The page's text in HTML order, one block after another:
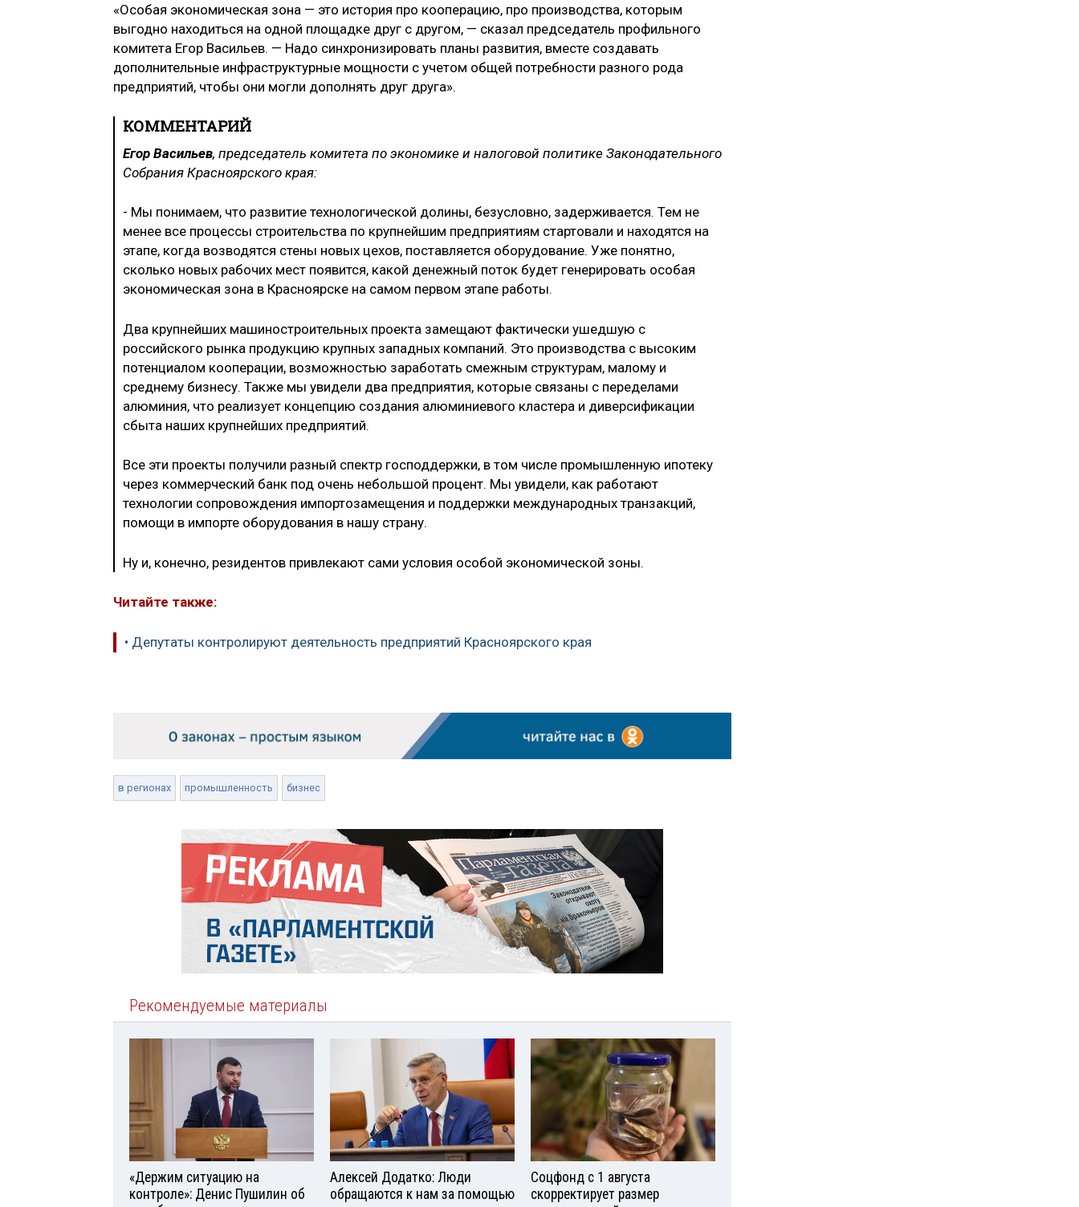
«Особая экономическая зона — это история про кооперацию, про производства, которым
выгодно находиться на одной площадке друг с другом, — сказал председатель профильного
комитета Егор Васильев. — Надо синхронизировать планы развития, вместе создавать
дополнительные инфраструктурные мощности с учетом общей потребности разного рода
предприятий, чтобы они могли дополнять друг друга».
КОММЕНТАРИЙ
Егор Васильев, председатель комитета по экономике и налоговой политике Законодательного
Собрания Красноярского края:
- Мы понимаем, что развитие технологической долины, безусловно, задерживается. Тем не
менее все процессы строительства по крупнейшим предприятиям стартовали и находятся на
этапе, когда возводятся стены новых цехов, поставляется оборудование. Уже понятно,
сколько новых рабочих мест появится, какой денежный поток будет генерировать особая
экономическая зона в Красноярске на самом первом этапе работы.
Два крупнейших машиностроительных проекта замещают фактически ушедшую с
российского рынка продукцию крупных западных компаний. Это производства с высоким
потенциалом кооперации, возможностью заработать смежным структурам, малому и
среднему бизнесу. Также мы увидели два предприятия, которые связаны с переделами
алюминия, что реализует концепцию создания алюминиевого кластера и диверсификации
сбыта наших крупнейших предприятий.
Все эти проекты получили разный спектр господдержки, в том числе промышленную ипотеку
через коммерческий банк под очень небольшой процент. Мы увидели, как работают
технологии сопровождения импортозамещения и поддержки международных транзакций,
помощи в импорте оборудования в нашу страну.
Ну и, конечно, резидентов привлекают сами условия особой экономической зоны.
Читайте также:
• Депутаты контролируют деятельность предприятий Красноярского края
в регионах промышленность бизнес
Рекомендуемые материалы
«Держим ситуацию на
контроле»: Денис Пушилин об
Алексей Додатко: Люди
обращаются к нам за помощью
Соцфонд с 1 августа
скорректирует размер